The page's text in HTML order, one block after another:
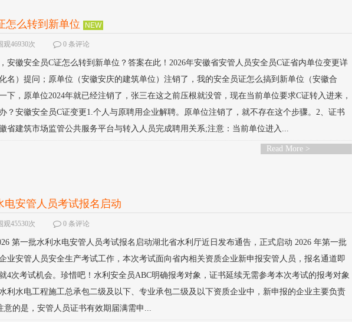
怎么转到新单位 NEW
观46930次 0 条评论
安徽安全员C证怎么转到新单位？答案在此！2026年安徽省安管人员安全员C证省内单位变更详
名）提问；原单位（安徽安庆的建筑单位）注销了，我的安全员证怎么搞到新单位（安徽合
下，原单位2024年就已经注销了，张三在这之前压根就没管，现在当前单位要求C证转入进来，
？安徽安全员C证变更1.个人与原聘用企业解聘。原单位注销了，就不存在这个步骤。2、证书
省建筑市场监管公共服务平台与转入人员完成聘用关系;注意：当前单位进入...
Read More >
电安管人员考试报名启动
观45530次 0 条评论
第一批水利水电安管人员考试报名启动湖北省水利厅近日发布通告，正式启动 2026 年第一批
业安管人员安全生产考试工作，本次考试面向省内相关资质企业新申报安管人员，报名通道即
4次考试机会。珍惜吧！水利安全员ABC明确报考对象，证书延续无需参考本次考试的报考对象
利水电工程施工总承包二级及以下、专业承包二级及以下资质企业中，新申报的企业主要负责
的是，安管人员证书有效期届满需申...